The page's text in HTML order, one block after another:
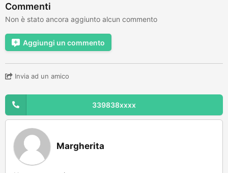
Commenti
Non è stato ancora aggiunto alcun commento
Aggiungi un commento
Invia ad un amico
339838xxxx
Margherita